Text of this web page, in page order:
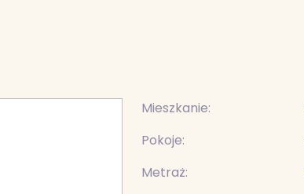
Mieszkanie:
Pokoje:
Metraż: